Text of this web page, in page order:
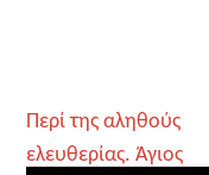
Περί της αληθούς
ελευθερίας. Άγιος